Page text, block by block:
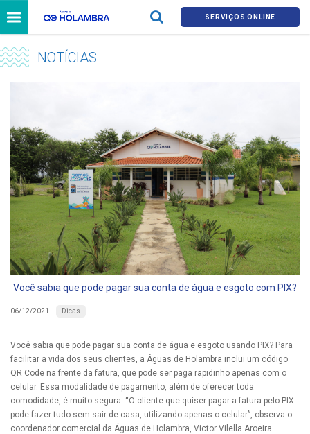
SERVIÇOS ONLINE
NOTÍCIAS
Você sabia que pode pagar sua conta de água e esgoto com PIX?
06/12/2021 Dicas
Você sabia que pode pagar sua conta de água e esgoto usando PIX? Para
facilitar a vida dos seus clientes, a Águas de Holambra inclui um código
QR Code na frente da fatura, que pode ser paga rapidinho apenas com o
celular. Essa modalidade de pagamento, além de oferecer toda
comodidade, é muito segura. “O cliente que quiser pagar a fatura pelo PIX
pode fazer tudo sem sair de casa, utilizando apenas o celular”, observa o
coordenador comercial da Águas de Holambra, Victor Vilella Aroeira.